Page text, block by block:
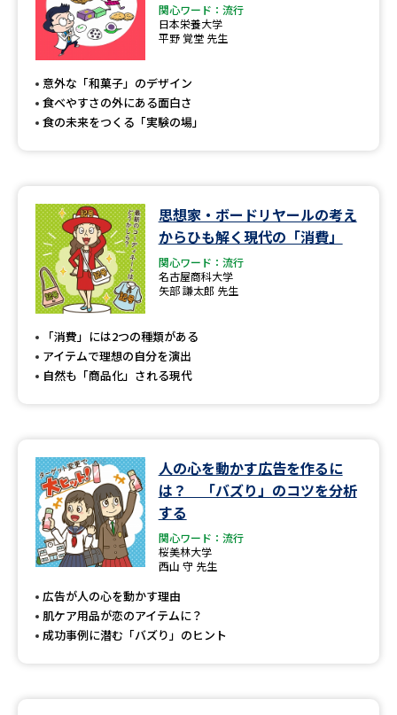
デジタルパンフレット 進路の３択
新学年スタート号特集ページ
（高3生用）
SELFBRAND特集ページ
オープンキャンパス検索 実施プログラムから探す
来場型・Web型イベント特集 夢ナビライブ
受験準備
先輩が入学を決めた理由 テレメール全国一斉進学調査
新生活お役立ちガイド
学問発見
関心ワード：流行
日本栄養大学
平野 覚堂 先生
意外な「和菓子」のデザイン
食べやすさの外にある面白さ
食の未来をつくる「実験の場」
思想家・ボードリヤールの考え
からひも解く現代の「消費」
関心ワード：流行
名古屋商科大学
矢部 謙太郎 先生
「消費」には2つの種類がある
アイテムで理想の自分を演出
自然も「商品化」される現代
人の心を動かす広告を作るに
は？ 「バズり」のコツを分析
する
関心ワード：流行
桜美林大学
西山 守 先生
広告が人の心を動かす理由
肌ケア用品が恋のアイテムに？
成功事例に潜む「バズり」のヒント